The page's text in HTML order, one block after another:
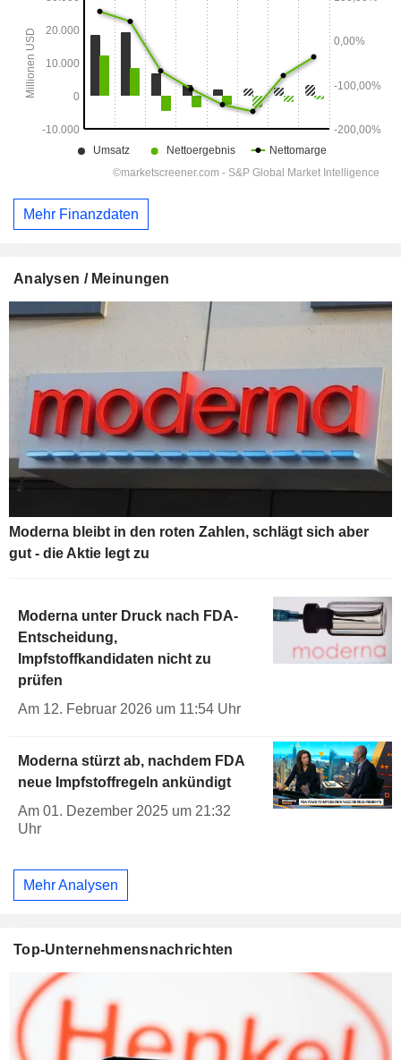
Mehr Finanzdaten
Analysen / Meinungen
Moderna bleibt in den roten Zahlen, schlägt sich aber
gut - die Aktie legt zu
Moderna unter Druck nach FDA-
Entscheidung,
Impfstoffkandidaten nicht zu
prüfen
Am 12. Februar 2026 um 11:54 Uhr
Moderna stürzt ab, nachdem FDA
neue Impfstoffregeln ankündigt
Am 01. Dezember 2025 um 21:32
Uhr
Mehr Analysen
Top-Unternehmensnachrichten